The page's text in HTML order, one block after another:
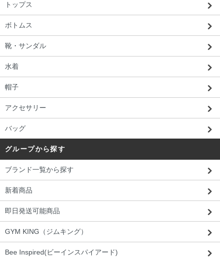
トップス
ボトムス
靴・サンダル
水着
帽子
アクセサリー
バッグ
グループから探す
ブランド一覧から探す
新着商品
即日発送可能商品
GYM KING（ジムキング）
Bee Inspired(ビーインスパイアード)